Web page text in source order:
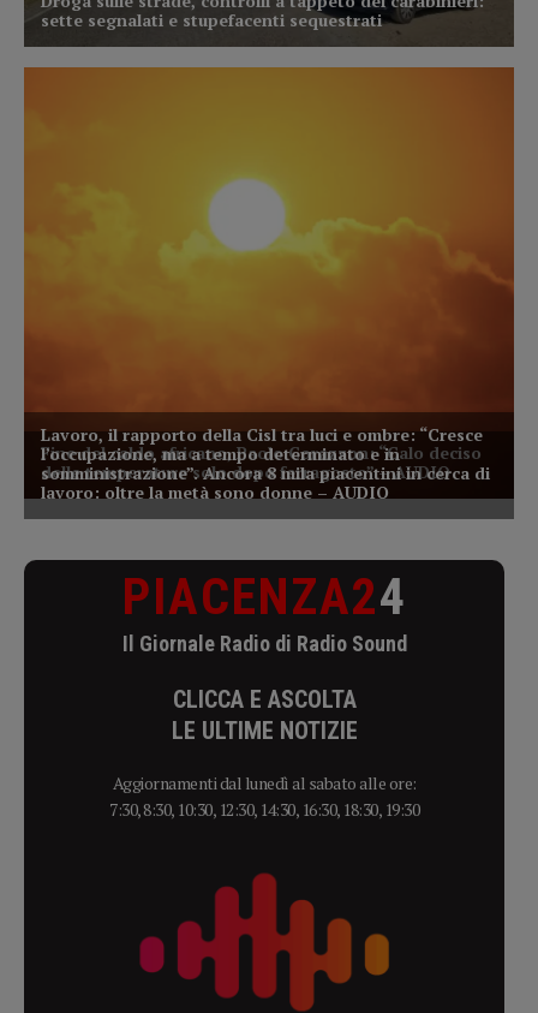
PIACENZA24
Il Giornale Radio di Radio Sound
CLICCA E ASCOLTA
LE ULTIME NOTIZIE
Aggiornamenti dal lunedì al sabato alle ore:
7:30, 8:30, 10:30, 12:30, 14:30, 16:30, 18:30, 19:30